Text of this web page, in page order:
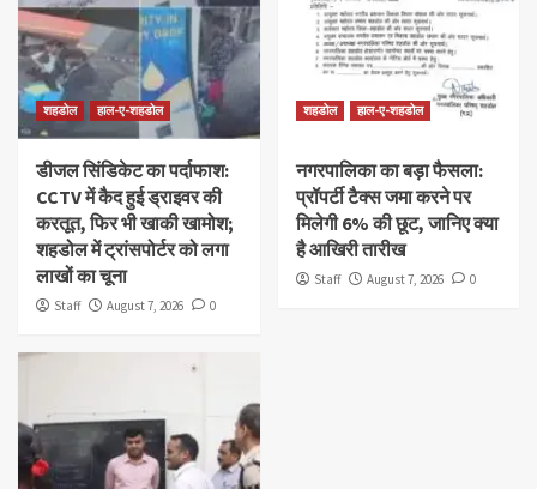
शहडोल हाल-ए-शहडोल
डीजल सिंडिकेट का पर्दाफाश:
CCTV में कैद हुई ड्राइवर की
करतूत, फिर भी खाकी खामोश;
शहडोल में ट्रांसपोर्टर को लगा
लाखों का चूना
Staff August 7, 2026 0
शहडोल हाल-ए-शहडोल
नगरपालिका का बड़ा फैसला:
प्रॉपर्टी टैक्स जमा करने पर
मिलेगी 6% की छूट, जानिए क्या
है आखिरी तारीख
Staff August 7, 2026 0